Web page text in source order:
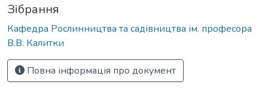
Зібрання
Кафедра Рослинництва та садівництва ім. професора
В.В. Калитки
Повна інформація про документ